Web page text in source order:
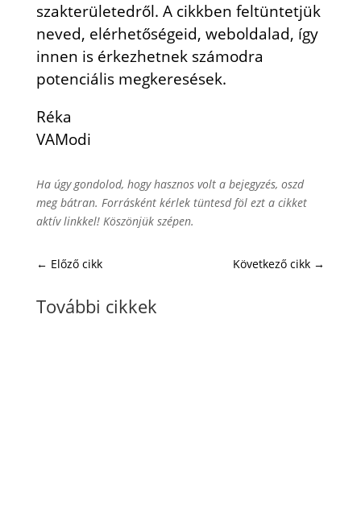
szakterületedről. A cikkben feltüntetjük
neved, elérhetőségeid, weboldalad, így
innen is érkezhetnek számodra
potenciális megkeresések.
Réka
VAModi
Ha úgy gondolod, hogy hasznos volt a bejegyzés, oszd
meg bátran. Forrásként kérlek tüntesd föl ezt a cikket
aktív linkkel! Köszönjük szépen.
← Előző cikk Következő cikk →
További cikkek